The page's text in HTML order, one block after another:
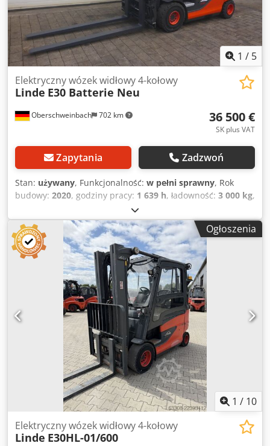
1 / 5
Oberschweinbach 702 km
Elektryczny wózek widłowy 4-kołowy
Linde E30 Batterie Neu
36 500 €
SK plus VAT
Zapytania Zadzwoń
Stan: używany, Funkcjonalność: w pełni sprawny, Rok
budowy: 2020, godziny pracy: 1 639 h, ładowność: 3 000 kg,
4 830 mm
elektryczny, typ masztu:triplex, wysokość konstrukcyjna:
2 224 mm
, typ napędu:Elektro, Elektryczny wózek widłowy
4-kołowy Typ masztu: Triplex Cjdpfx Ageyauqcenerf Stan:
Gotowy do pracy i w pełni sprawny Stan techniczny: dobry
Rok produkcji baterii: 2026 Opis: Nowa bateria Przesuw
boczny, rozstawianie wideł, 3. zawór, 4. zawór, ogrzewanie,
pełna kabina,
Ogłoszenia
1 / 10
Elektryczny wózek widłowy 4-kołowy
Linde E30HL-01/600